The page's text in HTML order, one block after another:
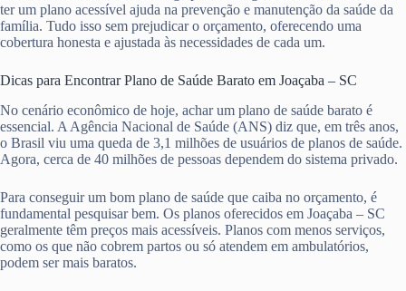
ter um plano acessível ajuda na prevenção e manutenção da saúde da
família. Tudo isso sem prejudicar o orçamento, oferecendo uma
cobertura honesta e ajustada às necessidades de cada um.
Dicas para Encontrar Plano de Saúde Barato em Joaçaba – SC
No cenário econômico de hoje, achar um plano de saúde barato é
essencial. A Agência Nacional de Saúde (ANS) diz que, em três anos,
o Brasil viu uma queda de 3,1 milhões de usuários de planos de saúde.
Agora, cerca de 40 milhões de pessoas dependem do sistema privado.
Para conseguir um bom plano de saúde que caiba no orçamento, é
fundamental pesquisar bem. Os planos oferecidos em Joaçaba – SC
geralmente têm preços mais acessíveis. Planos com menos serviços,
como os que não cobrem partos ou só atendem em ambulatórios,
podem ser mais baratos.